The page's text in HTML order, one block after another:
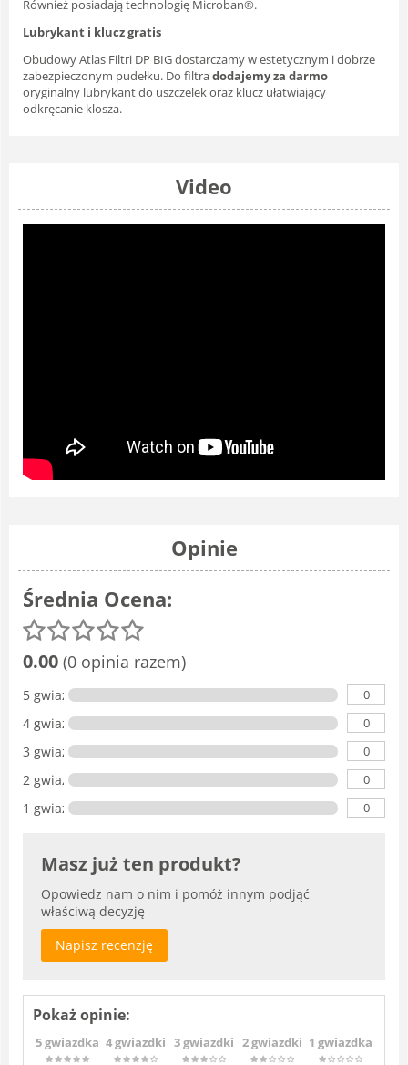
Również posiadają technologię Microban®.
Lubrykant i klucz gratis
Obudowy Atlas Filtri DP BIG dostarczamy w estetycznym i dobrze
zabezpieczonym pudełku. Do filtradodajemy za darmo
oryginalny lubrykant do uszczelek oraz klucz ułatwiający
odkręcanie klosza.
Video
Opinie
Średnia Ocena:
0.00 (0 opinia razem)
5 gwiazdka 0
4 gwiazdki 0
3 gwiazdki 0
2 gwiazdki 0
1 gwiazdka 0
Masz już ten produkt?
Opowiedz nam o nim i pomóż innym podjąć
właściwą decyzję
Napisz recenzję
Pokaż opinie:
5 gwiazdka 4 gwiazdki 3 gwiazdki 2 gwiazdki 1 gwiazdka